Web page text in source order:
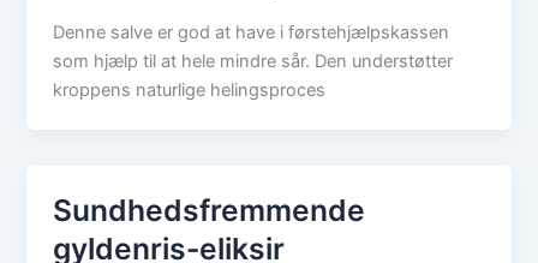
Denne salve er god at have i førstehjælpskassen
som hjælp til at hele mindre sår. Den understøtter
kroppens naturlige helingsproces
Sundhedsfremmende
gyldenris-eliksir